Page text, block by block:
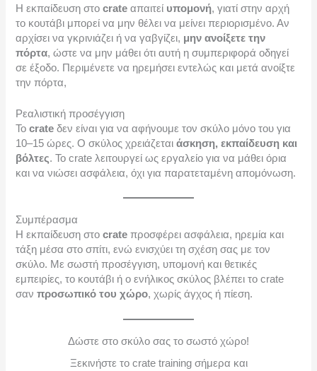
Η εκπαίδευση στοcrate απαιτεί υπομονή, γιατί στην αρχή
το κουτάβι μπορεί να μην θέλει να μείνει περιορισμένο. Αν
αρχίσει να γκρινιάζει ή να γαβγίζει, μην ανοίξετε την
πόρτα, ώστε να μην μάθει ότι αυτή η συμπεριφορά οδηγεί
σε έξοδο. Περιμένετε να ηρεμήσει εντελώς και μετά ανοίξτε
την πόρτα,
Ρεαλιστική προσέγγιση
Τοcrate δεν είναι για να αφήνουμε τον σκύλο μόνο του για
10–15 ώρες. Ο σκύλος χρειάζεταιάσκηση, εκπαίδευση και
βόλτες. Το crate λειτουργεί ως εργαλείο για να μάθει όρια
και να νιώσει ασφάλεια, όχι για παρατεταμένη απομόνωση.
Συμπέρασμα
Η εκπαίδευση στοcrate προσφέρει ασφάλεια, ηρεμία και
τάξη μέσα στο σπίτι, ενώ ενισχύει τη σχέση σας με τον
σκύλο. Με σωστή προσέγγιση, υπομονή και θετικές
εμπειρίες, το κουτάβι ή ο ενήλικος σκύλος βλέπει το crate
σανπροσωπικό του χώρο, χωρίς άγχος ή πίεση.
Δώστε στο σκύλο σας το σωστό χώρο!
Ξεκινήστε το crate training σήμερα και